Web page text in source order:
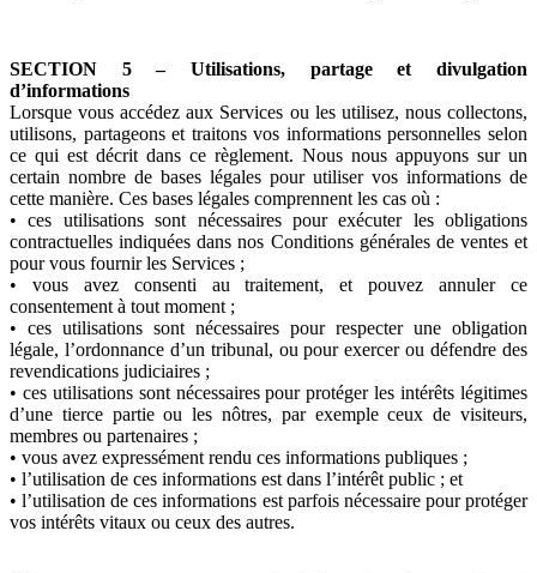
SECTION 5 – Utilisations, partage et divulgation
d’informations
Lorsque vous accédez aux Services ou les utilisez, nous collectons,
utilisons, partageons et traitons vos informations personnelles selon
ce qui est décrit dans ce règlement. Nous nous appuyons sur un
certain nombre de bases légales pour utiliser vos informations de
cette manière. Ces bases légales comprennent les cas où :
• ces utilisations sont nécessaires pour exécuter les obligations
contractuelles indiquées dans nos Conditions générales de ventes et
pour vous fournir les Services ;
• vous avez consenti au traitement, et pouvez annuler ce
consentement à tout moment ;
• ces utilisations sont nécessaires pour respecter une obligation
légale, l’ordonnance d’un tribunal, ou pour exercer ou défendre des
revendications judiciaires ;
• ces utilisations sont nécessaires pour protéger les intérêts légitimes
d’une tierce partie ou les nôtres, par exemple ceux de visiteurs,
membres ou partenaires ;
• vous avez expressément rendu ces informations publiques ;
• l’utilisation de ces informations est dans l’intérêt public ; et
• l’utilisation de ces informations est parfois nécessaire pour protéger
vos intérêts vitaux ou ceux des autres.